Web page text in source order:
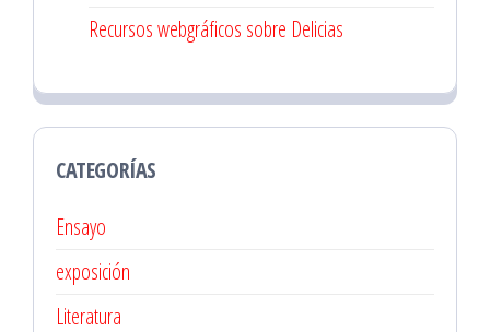
Recursos webgráficos sobre Delicias
CATEGORÍAS
Ensayo
exposición
Literatura